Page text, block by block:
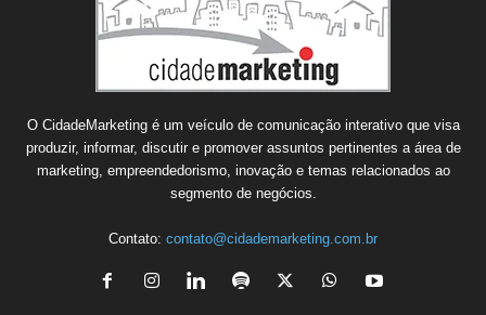
O CidadeMarketing é um veículo de comunicação interativo que visa
produzir, informar, discutir e promover assuntos pertinentes a área de
marketing, empreendedorismo, inovação e temas relacionados ao
segmento de negócios.
Contato: contato@cidademarketing.com.br